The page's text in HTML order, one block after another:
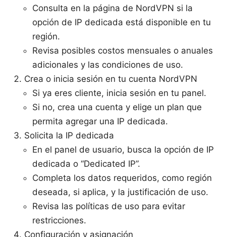
Consulta en la página de NordVPN si la
opción de IP dedicada está disponible en tu
región.
Revisa posibles costos mensuales o anuales
adicionales y las condiciones de uso.
Crea o inicia sesión en tu cuenta NordVPN
Si ya eres cliente, inicia sesión en tu panel.
Si no, crea una cuenta y elige un plan que
permita agregar una IP dedicada.
Solicita la IP dedicada
En el panel de usuario, busca la opción de IP
dedicada o “Dedicated IP”.
Completa los datos requeridos, como región
deseada, si aplica, y la justificación de uso.
Revisa las políticas de uso para evitar
restricciones.
Configuración y asignación